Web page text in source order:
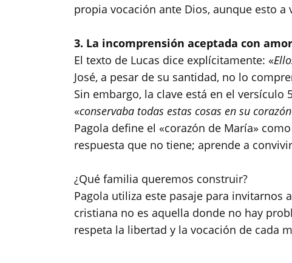
propia vocación ante Dios, aunque esto
3. La incomprensión aceptada con amor
​El texto de Lucas dice explícitamente: «
José, a pesar de su santidad, no lo
​Sin embargo, la clave está en el versículo
«conservaba todas estas cosas en su corazón
​Pagola define el «corazón de María»
respuesta que no tiene; aprende a
​​¿Qué familia queremos construir?
Pagola utiliza este pasaje para
cristiana no es aquella donde no hay
respeta la libertad y la vocación de cada